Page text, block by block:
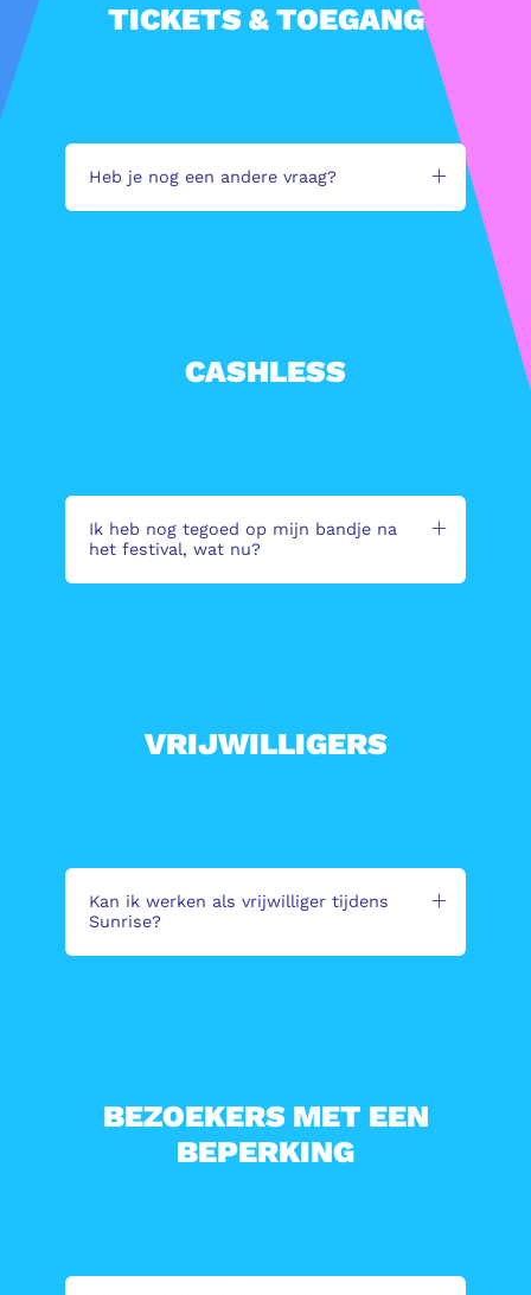
TICKETS & TOEGANG
Heb je nog een andere vraag?
CASHLESS
Ik heb nog tegoed op mijn bandje na
het festival, wat nu?
VRIJWILLIGERS
Kan ik werken als vrijwilliger tijdens
Sunrise?
BEZOEKERS MET EEN
BEPERKING